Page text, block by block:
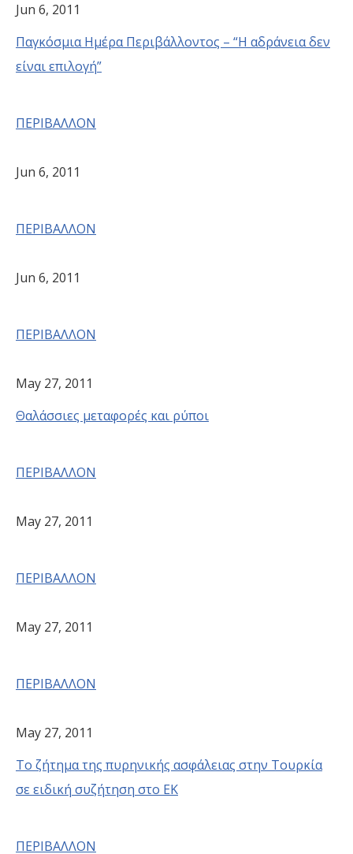
Jun 6, 2011
Παγκόσμια Ημέρα Περιβάλλοντος – “Η αδράνεια δεν
είναι επιλογή”
ΠΕΡΙΒΑΛΛΟΝ
Jun 6, 2011
ΠΕΡΙΒΑΛΛΟΝ
Jun 6, 2011
ΠΕΡΙΒΑΛΛΟΝ
May 27, 2011
Θαλάσσιες μεταφορές και ρύποι
ΠΕΡΙΒΑΛΛΟΝ
May 27, 2011
ΠΕΡΙΒΑΛΛΟΝ
May 27, 2011
ΠΕΡΙΒΑΛΛΟΝ
May 27, 2011
Το ζήτημα της πυρηνικής ασφάλειας στην Τουρκία
σε ειδική συζήτηση στο ΕΚ
ΠΕΡΙΒΑΛΛΟΝ